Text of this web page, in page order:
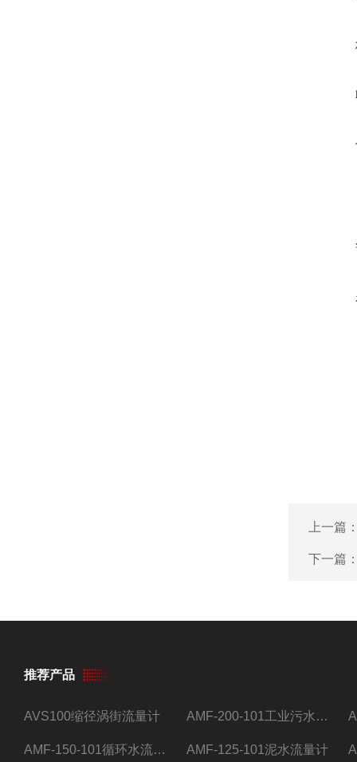
上一篇
下一篇
推荐产品
AVS100缩径涡街流量计 AMF-200-101工业污水流量计
AMF-150-101循环水流量计,电磁流量计 AMF-125-101泥水流量计